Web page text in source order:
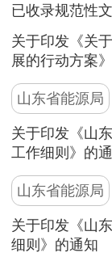
已收录规范性
关于印发《关
展的行动方案
山东省能源局
关于印发《山
工作细则》的
山东省能源局
关于印发《山
细则》的通知